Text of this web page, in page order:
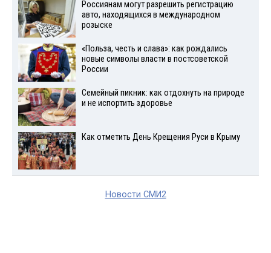
Россиянам могут разрешить регистрацию
авто, находящихся в международном
розыске
«Польза, честь и слава»: как рождались
новые символы власти в постсоветской
России
Семейный пикник: как отдохнуть на природе
и не испортить здоровье
Как отметить День Крещения Руси в Крыму
Новости СМИ2